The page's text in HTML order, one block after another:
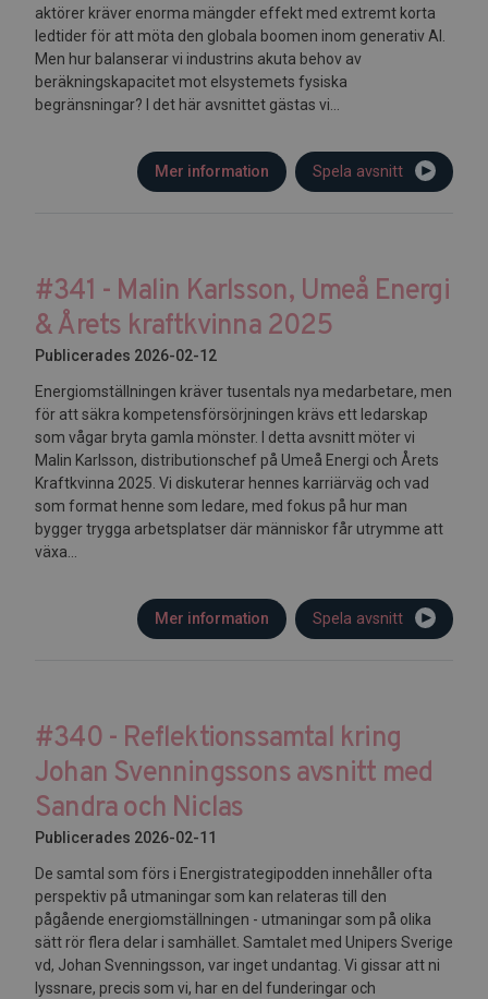
aktörer kräver enorma mängder effekt med extremt korta
ledtider för att möta den globala boomen inom generativ AI.
Men hur balanserar vi industrins akuta behov av
beräkningskapacitet mot elsystemets fysiska
begränsningar? I det här avsnittet gästas vi...
Spela avsnitt
Mer information
#341 - Malin Karlsson, Umeå Energi
& Årets kraftkvinna 2025
Publicerades 2026-02-12
Energiomställningen kräver tusentals nya medarbetare, men
för att säkra kompetensförsörjningen krävs ett ledarskap
som vågar bryta gamla mönster. I detta avsnitt möter vi
Malin Karlsson, distributionschef på Umeå Energi och Årets
Kraftkvinna 2025. Vi diskuterar hennes karriärväg och vad
som format henne som ledare, med fokus på hur man
bygger trygga arbetsplatser där människor får utrymme att
växa...
Spela avsnitt
Mer information
#340 - Reflektionssamtal kring
Johan Svenningssons avsnitt med
Sandra och Niclas
Publicerades 2026-02-11
De samtal som förs i Energistrategipodden innehåller ofta
perspektiv på utmaningar som kan relateras till den
pågående energiomställningen - utmaningar som på olika
sätt rör flera delar i samhället. Samtalet med Unipers Sverige
vd, Johan Svenningsson, var inget undantag. Vi gissar att ni
lyssnare, precis som vi, har en del funderingar och